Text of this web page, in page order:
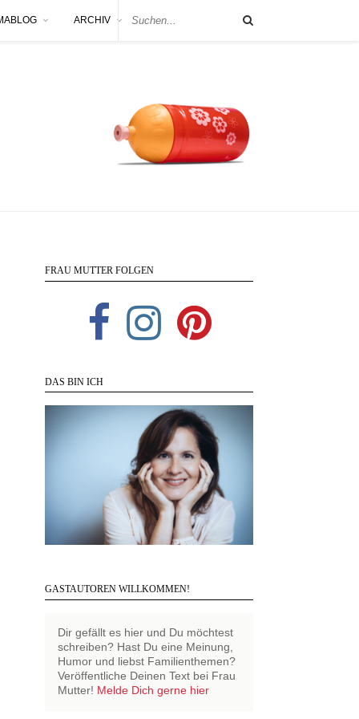
ARCHIV
FRAU MUTTER FOLGEN
DAS BIN ICH
GASTAUTOREN WILLKOMMEN!
Dir gefällt es hier und Du möchtest
schreiben? Hast Du eine Meinung,
Humor und liebst Familienthemen?
Veröffentliche Deinen Text bei Frau
Mutter! Melde Dich gerne hier